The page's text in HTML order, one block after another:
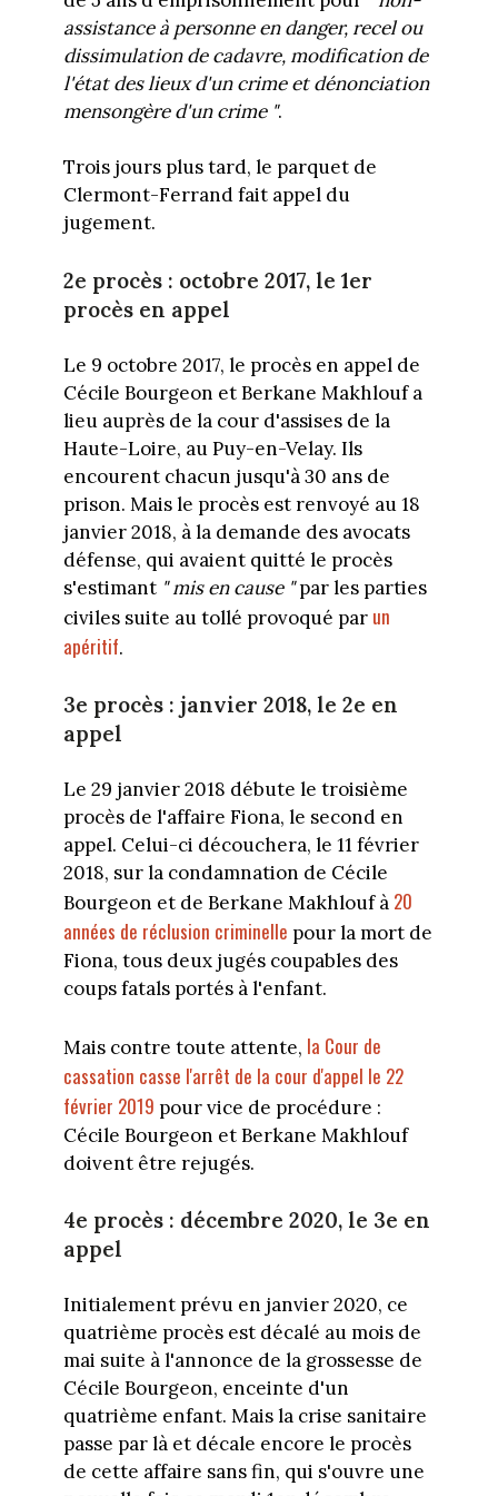
assistance à personne en danger, recel ou
dissimulation de cadavre, modification de
l'état des lieux d'un crime et dénonciation
mensongère d'un crime ".
Trois jours plus tard, le parquet de
Clermont-Ferrand fait appel du
jugement.
2e procès : octobre 2017, le 1er
procès en appel
Le 9 octobre 2017, le procès en appel de
Cécile Bourgeon et Berkane Makhlouf a
lieu auprès de la cour d'assises de la
Haute-Loire, au Puy-en-Velay. Ils
encourent chacun jusqu'à 30 ans de
prison. Mais le procès est renvoyé au 18
janvier 2018, à la demande des avocats
défense, qui avaient quitté le procès
s'estimant " mis en cause "par les parties
civiles suite au tollé provoqué par un
apéritif.
3e procès : janvier 2018, le 2e en
appel
Le 29 janvier 2018 débute le troisième
procès de l'affaire Fiona, le second en
appel. Celui-ci découchera, le 11 février
2018, sur la condamnation de Cécile
Bourgeon et de Berkane Makhlouf à 20
années de réclusion criminelle pour la mort de
Fiona, tous deux jugés coupables des
coups fatals portés à l'enfant.
Mais contre toute attente, la Cour de
cassation casse l'arrêt de la cour d'appel le 22
février 2019 pour vice de procédure :
Cécile Bourgeon et Berkane Makhlouf
doivent être rejugés.
4e procès : décembre 2020, le 3e en
appel
Initialement prévu en janvier 2020, ce
quatrième procès est décalé au mois de
mai suite à l'annonce de la grossesse de
Cécile Bourgeon, enceinte d'un
quatrième enfant. Mais la crise sanitaire
passe par là et décale encore le procès
de cette affaire sans fin, qui s'ouvre une